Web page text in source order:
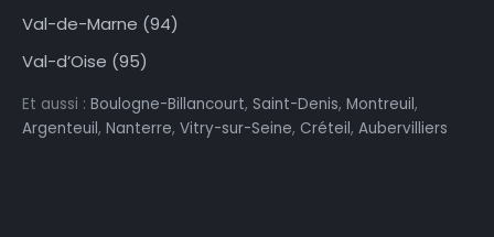
Val-de-Marne (94)
Val-d’Oise (95)
Et aussi : Boulogne-Billancourt, Saint-Denis, Montreuil,
Argenteuil, Nanterre, Vitry-sur-Seine, Créteil, Aubervilliers